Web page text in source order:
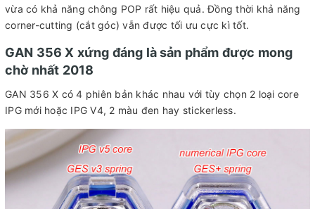
vừa có khả năng chông POP rất hiệu quả. Đồng thời khả năng
corner-cutting (cắt góc) vẫn được tối ưu cực kì tốt.
GAN 356 X xứng đáng là sản phẩm được mong
chờ nhất 2018
GAN 356 X có 4 phiên bản khác nhau với tùy chọn 2 loại core
IPG mới hoặc IPG V4, 2 màu đen hay stickerless.